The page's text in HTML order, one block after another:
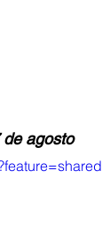
agosto